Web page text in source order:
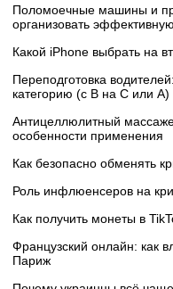
Поломоечные машины и
организовать
Какой iPhone выбрать на
Переподготовка
категорию (с B на C или А)
Антицеллюлитный
особенности применения
Как безопасно обменять
Роль инфлюенсеров на
Как получить монеты в
Французский онлайн: как
Париж